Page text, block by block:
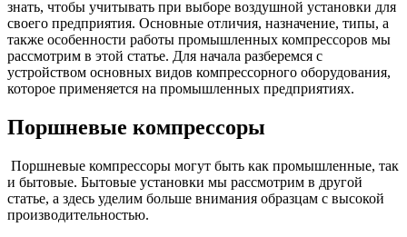
знать, чтобы учитывать при выборе воздушной установки для
своего предприятия. Основные отличия, назначение, типы, а
также особенности работы промышленных компрессоров мы
рассмотрим в этой статье. Для начала разберемся с
устройством основных видов компрессорного оборудования,
которое применяется на промышленных предприятиях.
Поршневые компрессоры
Поршневые компрессоры могут быть как промышленные, так
и бытовые. Бытовые установки мы рассмотрим в другой
статье, а здесь уделим больше внимания образцам с высокой
производительностью.